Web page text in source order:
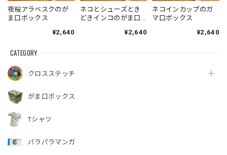
CATEGORY
クロスステッチ
がま口ボックス
Tシャツ
パラパラマンガ
夜桜アラベスクのが
ま口ボックス
¥2,640
ネコとシューズとき
どきインコのがま口
¥2,640
ネコインカップのガ
マ口ボックス
¥2,640